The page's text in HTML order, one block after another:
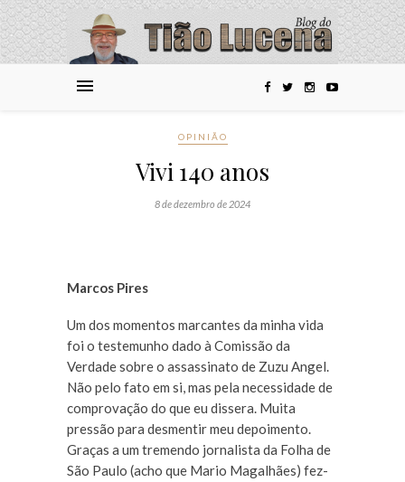
OPINIÃO
Vivi 140 anos
8 de dezembro de 2024
Marcos Pires
Um dos momentos marcantes da minha vida
foi o testemunho dado à Comissão da
Verdade sobre o assassinato de Zuzu Angel.
Não pelo fato em si, mas pela necessidade de
comprovação do que eu dissera. Muita
pressão para desmentir meu depoimento.
Graças a um tremendo jornalista da Folha de
São Paulo (acho que Mario Magalhães) fez-